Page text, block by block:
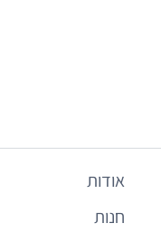
אודות
חנות